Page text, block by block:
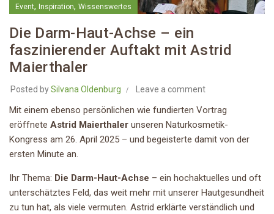
Event, Inspiration, Wissenswertes
Die Darm-Haut-Achse – ein
faszinierender Auftakt mit Astrid
Maierthaler
Posted bySilvana Oldenburg Leave a comment
Mit einem ebenso persönlichen wie fundierten Vortrag
eröffnete Astrid Maierthaler unseren Naturkosmetik-
Kongress am 26. April 2025 – und begeisterte damit von der
ersten Minute an.
Ihr Thema: Die Darm-Haut-Achse – ein hochaktuelles und oft
unterschätztes Feld, das weit mehr mit unserer Hautgesundheit
zu tun hat, als viele vermuten. Astrid erklärte verständlich und